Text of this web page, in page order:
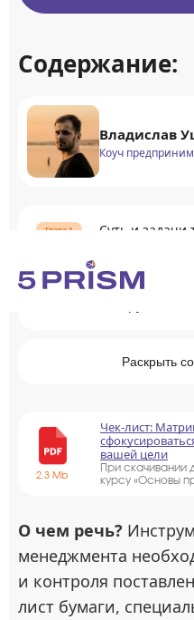
Содержание:
Владислав
Коуч
Суть и
Основные и
Раскрыть
2.3 Mb
Чек-лист:
вашей цели
При скачивании
курсу «Основы
О чем речь?
менеджмента
и контроля
лист бумаги,